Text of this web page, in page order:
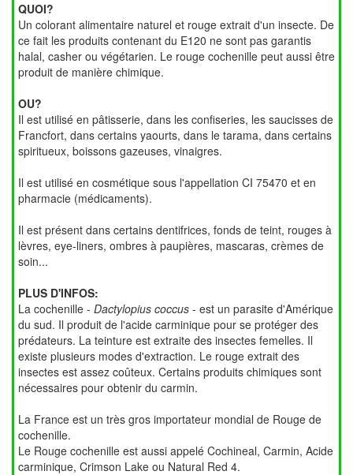
QUOI?
Un colorant alimentaire naturel et rouge extrait d'un insecte. De
ce fait les produits contenant du E120 ne sont pas garantis
halal, casher ou végétarien. Le rouge cochenille peut aussi être
produit de manière chimique.
OU?
Il est utilisé en pâtisserie, dans les confiseries, les saucisses de
Francfort, dans certains yaourts, dans le tarama, dans certains
spiritueux, boissons gazeuses, vinaigres.
Il est utilisé en cosmétique sous l'appellation CI 75470 et en
pharmacie (médicaments).
Il est présent dans certains dentifrices, fonds de teint, rouges à
lèvres, eye-liners, ombres à paupières, mascaras, crèmes de
soin...
PLUS D'INFOS:
La cochenille - Dactylopius coccus - est un parasite d'Amérique
du sud. Il produit de l'acide carminique pour se protéger des
prédateurs. La teinture est extraite des insectes femelles. Il
existe plusieurs modes d'extraction. Le rouge extrait des
insectes est assez coûteux. Certains produits chimiques sont
nécessaires pour obtenir du carmin.
La France est un très gros importateur mondial de Rouge de
cochenille.
Le Rouge cochenille est aussi appelé Cochineal, Carmin, Acide
carminique, Crimson Lake ou Natural Red 4.